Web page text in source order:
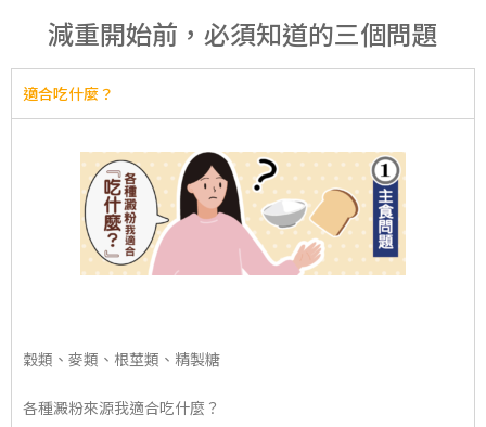
減重開始前，必須知道的三個問題
適合吃什麼？
穀類、麥類、根莖類、精製糖
各種澱粉來源我適合吃什麼？